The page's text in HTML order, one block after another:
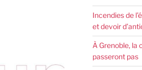
Incendies de
et devoir
À Grenoble, la
passeront pas